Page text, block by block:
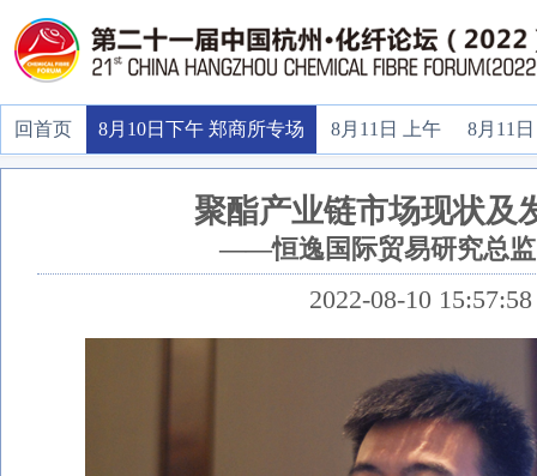
回首页 8月10日下午 郑商所专场 8月11日 上午 8月11
聚酯产业链市场现状及
——恒逸国际贸易研究总
2022-08-10 15:57:58